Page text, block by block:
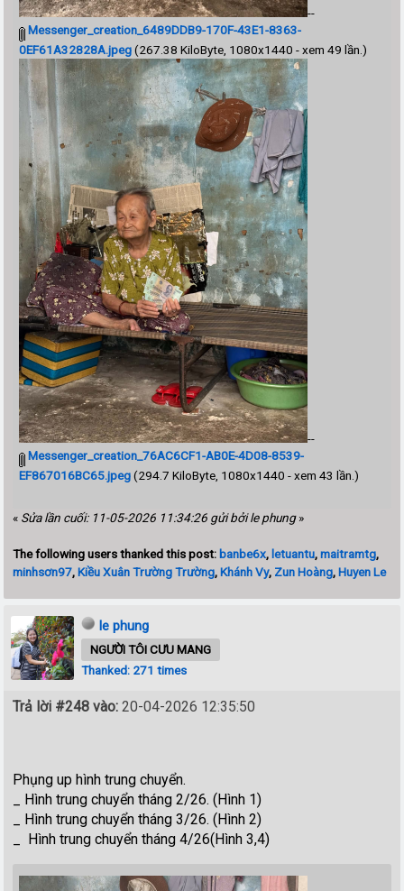
--
Messenger_creation_6489DDB9-170F-43E1-8363-
0EF61A32828A.jpeg(267.38 KiloByte, 1080x1440 - xem 49 lần.)
--
Messenger_creation_76AC6CF1-AB0E-4D08-8539-
EF867016BC65.jpeg(294.7 KiloByte, 1080x1440 - xem 43 lần.)
« Sửa lần cuối: 11-05-2026 11:34:26 gửi bởi le phung»
The following users thanked this post: banbe6x, letuantu,maitramtg,
minhsơn97,Kiều Xuân Trường Trường,Khánh Vy, Zun Hoàng,Huyen Le
le phung
NGƯỜI TÔI CƯU MANG
Thanked: 271 times
Trả lời #248 vào: 20-04-2026 12:35:50
Phụng up hình trung chuyển.
_ Hình trung chuyển tháng 2/26. (Hình 1)
_ Hình trung chuyển tháng 3/26. (Hình 2)
Hình trung chuyển tháng 4/26(Hình 3,4)